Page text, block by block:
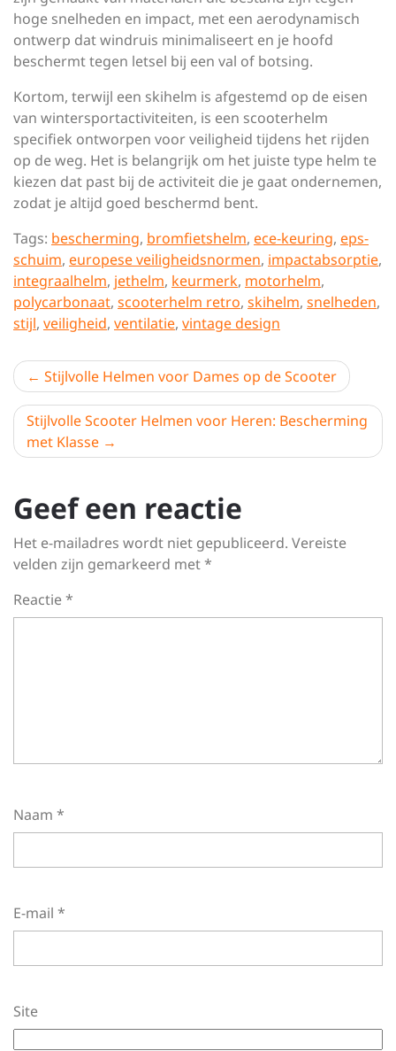
hoge snelheden en impact, met een aerodynamisch
ontwerp dat windruis minimaliseert en je hoofd
beschermt tegen letsel bij een val of botsing.
Kortom, terwijl een skihelm is afgestemd op de eisen
van wintersportactiviteiten, is een scooterhelm
specifiek ontworpen voor veiligheid tijdens het rijden
op de weg. Het is belangrijk om het juiste type helm te
kiezen dat past bij de activiteit die je gaat ondernemen,
zodat je altijd goed beschermd bent.
Tags: bescherming, bromfietshelm, ece-keuring, eps-
schuim, europese veiligheidsnormen, impactabsorptie,
integraalhelm, jethelm, keurmerk, motorhelm,
polycarbonaat, scooterhelm retro, skihelm, snelheden,
stijl, veiligheid, ventilatie, vintage design
Berichtnavigatie
Stijlvolle Helmen voor Dames op de Scooter
Stijlvolle Scooter Helmen voor Heren: Bescherming
met Klasse
Geef een reactie
Het e-mailadres wordt niet gepubliceerd. Vereiste
velden zijn gemarkeerd met*
Reactie*
Naam *
E-mail *
Site